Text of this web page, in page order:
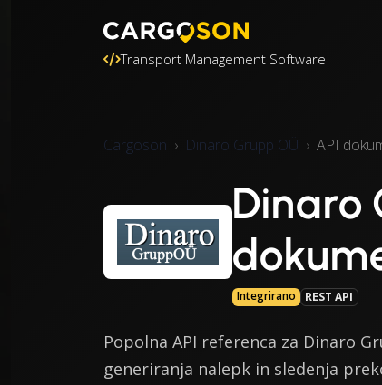
Transport Management Software
Cargoson Dinaro Grupp OÜ API
Dinaro
Integrirano REST API
Popolna API referenca za Dinaro
generiranja nalepk in sledenja